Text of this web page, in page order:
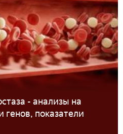
- анализы на
показатели